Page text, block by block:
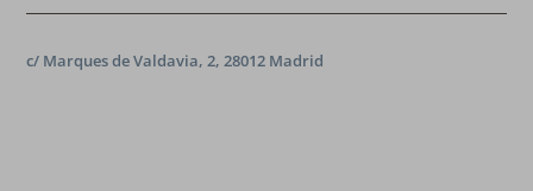
c/ Marques de Valdavia, 2, 28012 Madrid